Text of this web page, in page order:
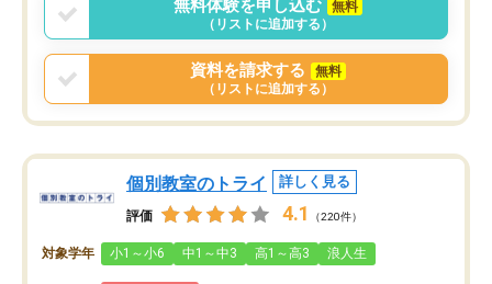
無料体験を申し込む
無料
（リストに追加する）
資料を請求する
無料
（リストに追加する）
個別教室のトライ 詳しく見る
評価 4.1 （220件）
対象学年 小1～小6 中1～中3 高1～高3 浪人生